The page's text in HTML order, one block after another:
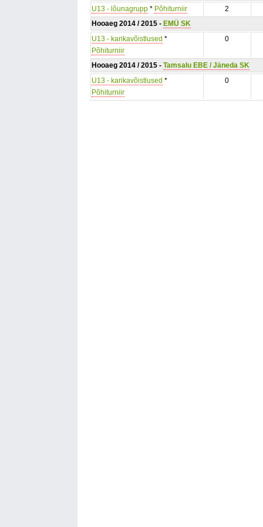
U13 - lõunagrupp * Põhiturniir 2
Hooaeg 2014 / 2015 - EMÜ SK
U13 - karikavõistlused *
Põhiturniir
0
Hooaeg 2014 / 2015 - Tamsalu EBE / Jäneda SK
U13 - karikavõistlused *
Põhiturniir
0